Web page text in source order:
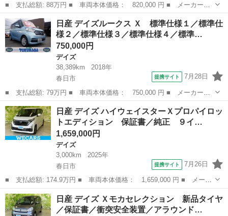
■ 支払総額: 88万円 ■ 車両本体価格： 820,000 円 ■ メーカー
名： 日産 ■ 車種名： デイズルークス ■ グレード名： ハイウ
ェイスター Ｘターボ 標準仕様１／標準仕様２／リモコンオートス
ライドドア（運転...
福岡 春日市 デイズ
日産 デイズルークス Ｘ 標準仕様１／標準仕
様２／標準仕様３／標準仕様４／標準…
750,000円
デイズ
38,389km
2018年
春日市
提携サイト 7月28日
■ 支払総額: 79万円 ■ 車両本体価格： 750,000 円 ■ メーカー
名： 日産 ■ 車種名： デイズルークス ■ グレード名： Ｘ 標
準仕様１／標準仕様２／標準仕様３／標準仕様４／標準仕様５ ナ
ビ フロント＆サイ...
福岡 春日市 デイズ
日産 デイズ ハイウェイスターＸプロパイロッ
トエディション 保証書／純正 ９イ…
1,659,000円
デイズ
3,000km
2025年
春日市
提携サイト 7月26日
■ 支払総額: 174.9万円 ■ 車両本体価格： 1,659,000 円 ■ メーカ
ー名： 日産 ■ 車種名： デイズ ■ グレード名： ハイウェイス
ターＸプロパイロットエディション 保証書／純正 ９インチ ナビ
／エマー...
福岡 春日市 デイズ
日産 デイズ Ｘモカセレクション 新品タイヤ
／保証書／衝突安全装置／アラウンド…